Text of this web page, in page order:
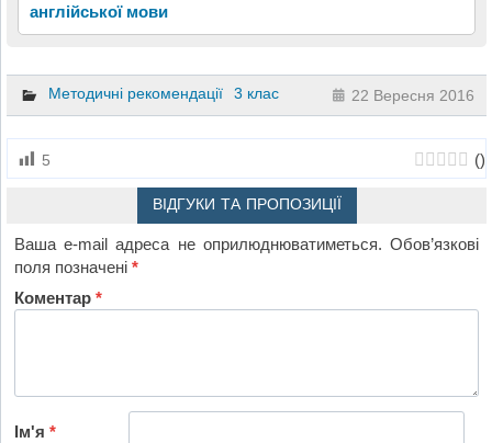
англійської мови
Методичні рекомендації 3 клас 22 Вересня 2016
5 ()
ВІДГУКИ ТА ПРОПОЗИЦІЇ
Ваша e-mail адреса не оприлюднюватиметься. Обов’язкові
поля позначені*
Коментар*
Ім'я*